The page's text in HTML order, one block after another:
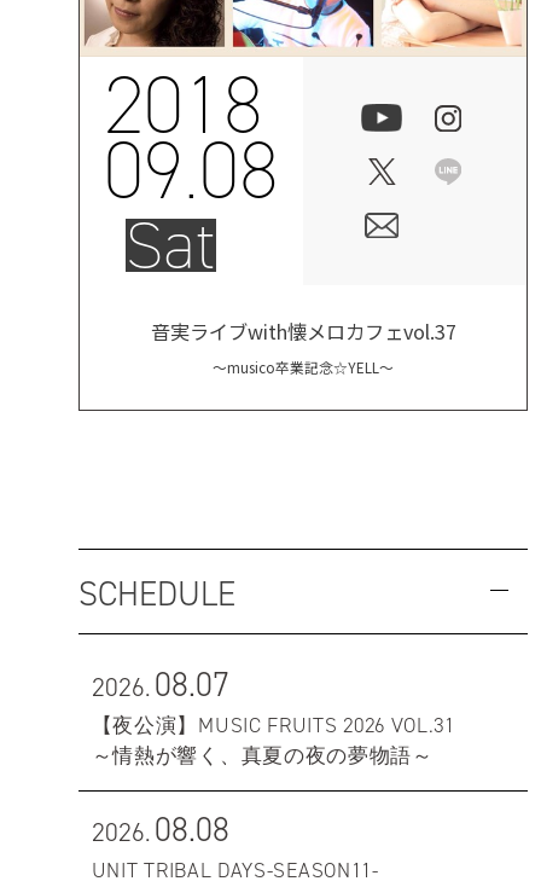
2018
09.08
Sat
音実ライブwith懐メロカフェvol.37
～musico卒業記念☆YELL～
SCHEDULE
2026.08.07
【夜公演】MUSIC FRUITS 2026 VOL.31
～情熱が響く、真夏の夜の夢物語～
2026.08.08
UNIT TRIBAL DAYS-SEASON11-